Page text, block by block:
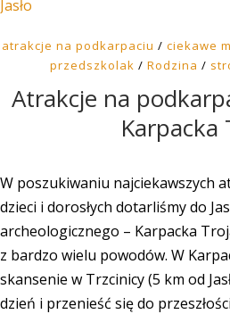
atrakcje na podkarpaciu / ciekawe
przedszkolak / Rodzina /
Atrakcje na
Karpacka
W poszukiwaniu najciekawszych
dzieci i dorosłych dotarliśmy do
archeologicznego – Karpacka
z bardzo wielu powodów. W
skansenie w Trzcinicy (5 km od
dzień i przenieść się do